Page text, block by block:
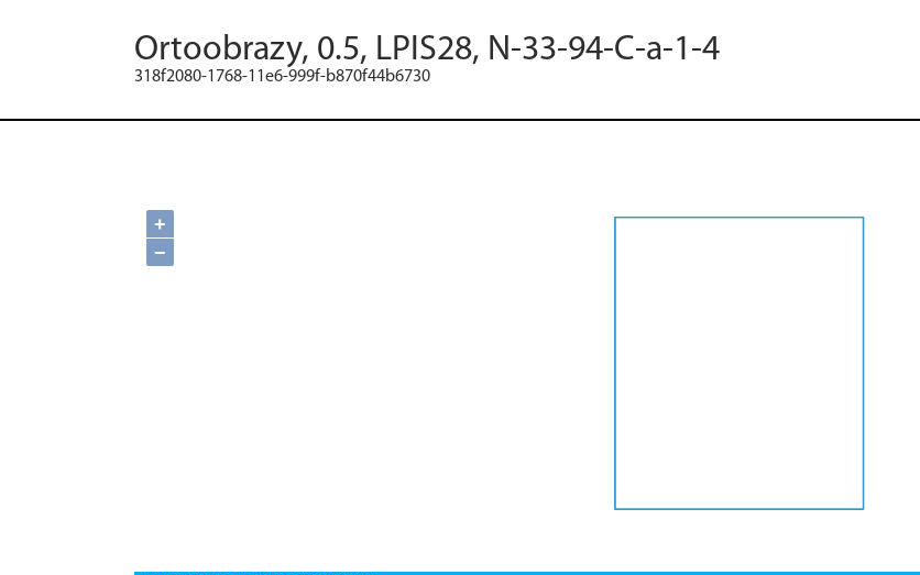
Ortoobrazy, 0.5, LPIS28, N-33-94-C-a-1-4
318f2080-1768-11e6-999f-b870f44b6730
+
−